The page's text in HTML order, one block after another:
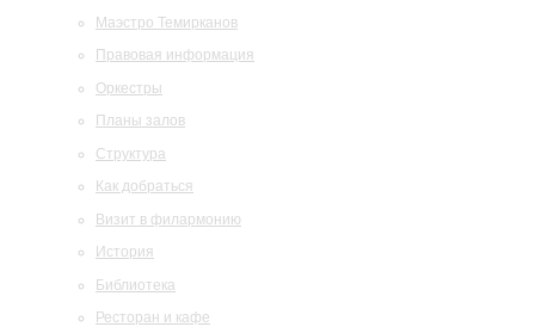
Маэстро Темирканов
Правовая информация
Оркестры
Планы залов
Структура
Как добраться
Визит в филармонию
История
Библиотека
Ресторан и кафе